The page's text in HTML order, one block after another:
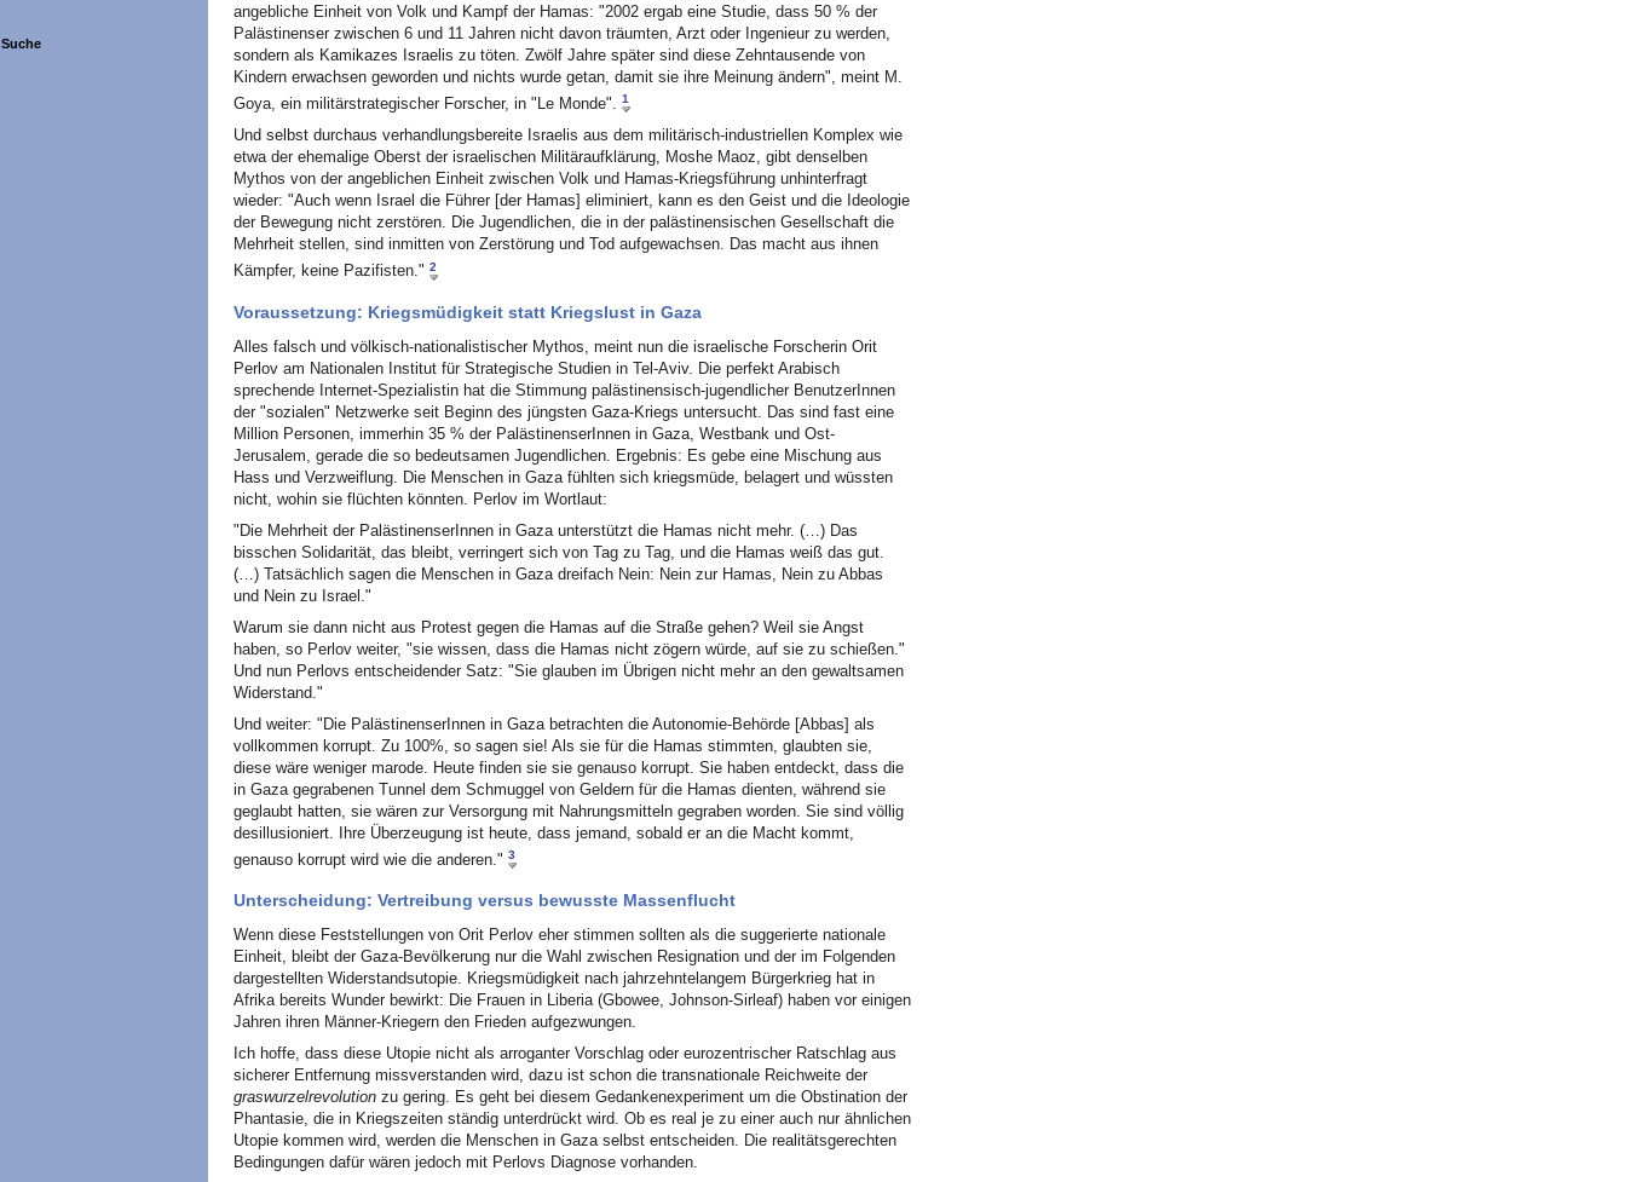
Suche
angebliche Einheit von Volk und Kampf der Hamas: "2002 ergab eine Studie, dass 50 % der
Palästinenser zwischen 6 und 11 Jahren nicht davon träumten, Arzt oder Ingenieur zu werden,
sondern als Kamikazes Israelis zu töten. Zwölf Jahre später sind diese Zehntausende von
Kindern erwachsen geworden und nichts wurde getan, damit sie ihre Meinung ändern", meint M.
Goya, ein militärstrategischer Forscher, in "Le Monde". 1
Und selbst durchaus verhandlungsbereite Israelis aus dem militärisch-industriellen Komplex wie
etwa der ehemalige Oberst der israelischen Militäraufklärung, Moshe Maoz, gibt denselben
Mythos von der angeblichen Einheit zwischen Volk und Hamas-Kriegsführung unhinterfragt
wieder: "Auch wenn Israel die Führer [der Hamas] eliminiert, kann es den Geist und die Ideologie
der Bewegung nicht zerstören. Die Jugendlichen, die in der palästinensischen Gesellschaft die
Mehrheit stellen, sind inmitten von Zerstörung und Tod aufgewachsen. Das macht aus ihnen
Kämpfer, keine Pazifisten." 2
Voraussetzung: Kriegsmüdigkeit statt Kriegslust in Gaza
Alles falsch und völkisch-nationalistischer Mythos, meint nun die israelische Forscherin Orit
Perlov am Nationalen Institut für Strategische Studien in Tel-Aviv. Die perfekt Arabisch
sprechende Internet-Spezialistin hat die Stimmung palästinensisch-jugendlicher BenutzerInnen
der "sozialen" Netzwerke seit Beginn des jüngsten Gaza-Kriegs untersucht. Das sind fast eine
Million Personen, immerhin 35 % der PalästinenserInnen in Gaza, Westbank und Ost-
Jerusalem, gerade die so bedeutsamen Jugendlichen. Ergebnis: Es gebe eine Mischung aus
Hass und Verzweiflung. Die Menschen in Gaza fühlten sich kriegsmüde, belagert und wüssten
nicht, wohin sie flüchten könnten. Perlov im Wortlaut:
"Die Mehrheit der PalästinenserInnen in Gaza unterstützt die Hamas nicht mehr. (…) Das
bisschen Solidarität, das bleibt, verringert sich von Tag zu Tag, und die Hamas weiß das gut.
(…) Tatsächlich sagen die Menschen in Gaza dreifach Nein: Nein zur Hamas, Nein zu Abbas
und Nein zu Israel."
Warum sie dann nicht aus Protest gegen die Hamas auf die Straße gehen? Weil sie Angst
haben, so Perlov weiter, "sie wissen, dass die Hamas nicht zögern würde, auf sie zu schießen."
Und nun Perlovs entscheidender Satz: "Sie glauben im Übrigen nicht mehr an den gewaltsamen
Widerstand."
Und weiter: "Die PalästinenserInnen in Gaza betrachten die Autonomie-Behörde [Abbas] als
vollkommen korrupt. Zu 100%, so sagen sie! Als sie für die Hamas stimmten, glaubten sie,
diese wäre weniger marode. Heute finden sie sie genauso korrupt. Sie haben entdeckt, dass die
in Gaza gegrabenen Tunnel dem Schmuggel von Geldern für die Hamas dienten, während sie
geglaubt hatten, sie wären zur Versorgung mit Nahrungsmitteln gegraben worden. Sie sind völlig
desillusioniert. Ihre Überzeugung ist heute, dass jemand, sobald er an die Macht kommt,
genauso korrupt wird wie die anderen." 3
Unterscheidung: Vertreibung versus bewusste Massenflucht
Wenn diese Feststellungen von Orit Perlov eher stimmen sollten als die suggerierte nationale
Einheit, bleibt der Gaza-Bevölkerung nur die Wahl zwischen Resignation und der im Folgenden
dargestellten Widerstandsutopie. Kriegsmüdigkeit nach jahrzehntelangem Bürgerkrieg hat in
Afrika bereits Wunder bewirkt: Die Frauen in Liberia (Gbowee, Johnson-Sirleaf) haben vor einigen
Jahren ihren Männer-Kriegern den Frieden aufgezwungen.
Ich hoffe, dass diese Utopie nicht als arroganter Vorschlag oder eurozentrischer Ratschlag aus
sicherer Entfernung missverstanden wird, dazu ist schon die transnationale Reichweite der
graswurzelrevolution zu gering. Es geht bei diesem Gedankenexperiment um die Obstination der
Phantasie, die in Kriegszeiten ständig unterdrückt wird. Ob es real je zu einer auch nur ähnlichen
Utopie kommen wird, werden die Menschen in Gaza selbst entscheiden. Die realitätsgerechten
Bedingungen dafür wären jedoch mit Perlovs Diagnose vorhanden.